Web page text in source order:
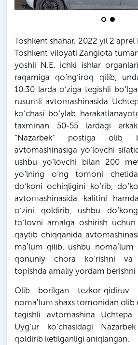
Toshkent shahar. 2022 yil 2 aprel
Toshkent viloyati Zangiota
yoshli N.E. ichki ishlar
raqamiga qo‘ng‘iroq qilib,
10:30 larda o‘ziga tegishli
rusumli avtomashinasida
ko‘chasi bo‘ylab
taxminan 50-55 lardagi
“Nazarbek” postiga olib
avtomashinasiga yo‘lovchi
ushbu yo‘lovchi bilan 200
yo‘lning o‘ng tomoni
do‘koni ochiqligini ko‘rib,
avtomashinasida kalitini
o‘zini qoldirib, ushbu
to‘lovni amalga oshirish uchun
qaytib chiqqanida
maʼlum qilib, ushbu nomaʼlum
qonuniy chora ko‘rishni va
topishda amaliy yordam berishni
Olib borilgan tezkor-qidiruv
nomaʼlum shaxs tomonidan olib
tegishli avtomashina Uchtepa
Uyg‘ur ko‘chasidagi Nazarbek
qoldirib ketilganligi aniqlangan.